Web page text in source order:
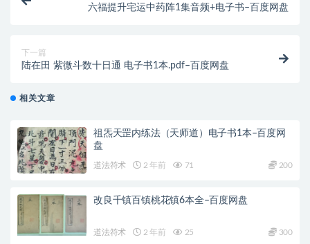
六福提升宅运中药阵1集音频+电子书–百度网盘
下一篇
陆在田 紫微斗数十日通 电子书1本.pdf–百度网盘
相关文章
祖炁天罡内练法（天师道）电子书1本–百度网
盘
道法符术 2 年前 71 200
改良千镇百镇桃花镇6本全–百度网盘
道法符术 2 年前 25 300